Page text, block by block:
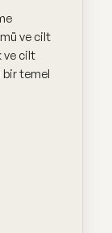
ve cilt
ve cilt
bir temel